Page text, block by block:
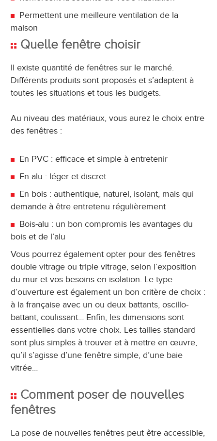
Permettent une meilleure ventilation de la
maison
Quelle fenêtre choisir
Il existe quantité de fenêtres sur le marché.
Différents produits sont proposés et s’adaptent à
toutes les situations et tous les budgets.
Au niveau des matériaux, vous aurez le choix entre
des fenêtres :
En PVC : efficace et simple à entretenir
En alu : léger et discret
En bois : authentique, naturel, isolant, mais qui
demande à être entretenu régulièrement
Bois-alu : un bon compromis les avantages du
bois et de l’alu
Vous pourrez également opter pour des fenêtres
double vitrage ou triple vitrage, selon l’exposition
du mur et vos besoins en isolation. Le type
d’ouverture est également un bon critère de choix :
à la française avec un ou deux battants, oscillo-
battant, coulissant… Enfin, les dimensions sont
essentielles dans votre choix. Les tailles standard
sont plus simples à trouver et à mettre en œuvre,
qu’il s’agisse d’une fenêtre simple, d’une baie
vitrée…
Comment poser de nouvelles
fenêtres
La pose de nouvelles fenêtres peut être accessible,